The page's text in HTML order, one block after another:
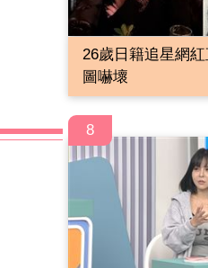
26歲日籍追星網
圖嚇壞
8